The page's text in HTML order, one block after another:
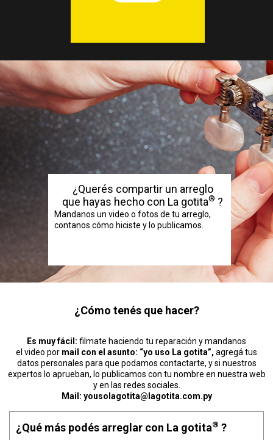
¿Querés compartir un arreglo
que hayas hecho con La gotita® ?
Mandanos un video o fotos de tu arreglo,
contanos cómo hiciste y lo publicamos.
¿Cómo tenés que hacer?
Es muy fácil: filmate haciendo tu reparación y mandanos
el video por mail con el asunto: “yo uso La gotita”, agregá tus
datos personales para que podamos contactarte, y si nuestros
expertos lo aprueban, lo publicamos con tu nombre en nuestra web
y en las redes sociales.
Mail: yousolagotita@lagotita.com.py
¿Qué más podés arreglar con La gotita® ?